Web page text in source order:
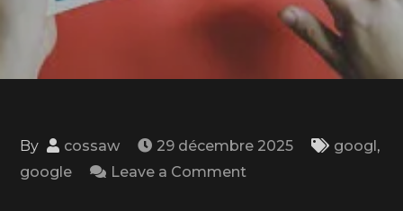
By cossaw 29 décembre 2025 googl,
google
Leave a Comment